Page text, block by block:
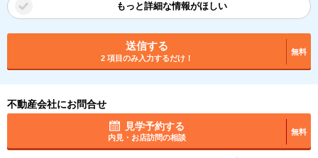
もっと詳細な情報がほしい
送信する
2 項目のみ入力するだけ！
無料
不動産会社にお問合せ
見学予約する
内見・お店訪問の相談
無料